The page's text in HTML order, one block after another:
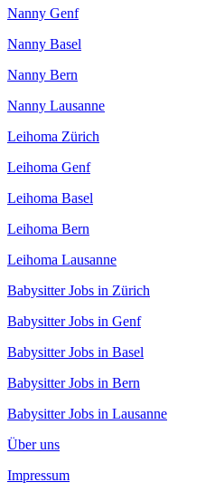
Nanny Genf
Nanny Basel
Nanny Bern
Nanny Lausanne
Leihoma Zürich
Leihoma Genf
Leihoma Basel
Leihoma Bern
Leihoma Lausanne
Babysitter Jobs in Zürich
Babysitter Jobs in Genf
Babysitter Jobs in Basel
Babysitter Jobs in Bern
Babysitter Jobs in Lausanne
Über uns
Impressum